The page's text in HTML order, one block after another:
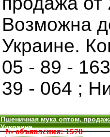
Возможна
Украине.
05 - 89 -
39 - 064 ;
№ объявления: 1578
Пшеничная мука оптом,
Уукраина